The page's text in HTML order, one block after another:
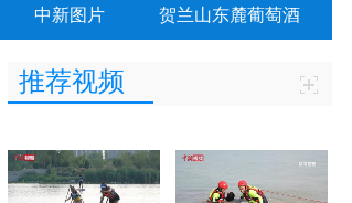
中新图片 贺兰山东麓葡萄酒
推荐视频